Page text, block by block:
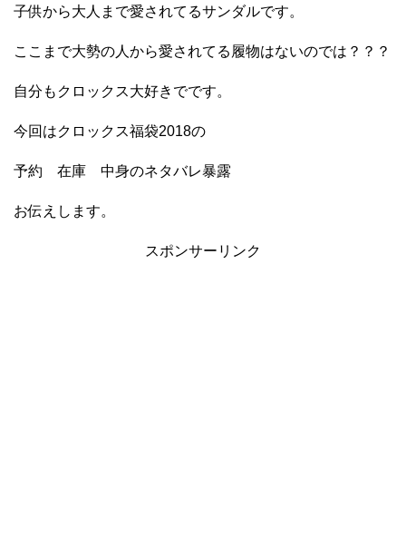
子供から大人まで愛されてるサンダルです。
ここまで大勢の人から愛されてる履物はないのでは？？？
自分もクロックス大好きでです。
今回はクロックス福袋2018の
予約 在庫 中身のネタバレ暴露
お伝えします。
スポンサーリンク